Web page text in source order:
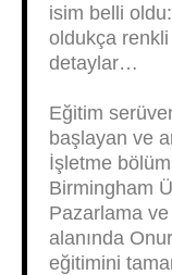
isim belli oldu:
oldukça
detaylar…
Eğitim
başlayan ve
İşletme
Birmingham
Pazarlama ve
alanında
eğitimini